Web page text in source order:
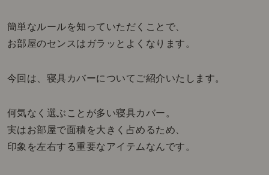
簡単なルールを知っていただくことで、
お部屋のセンスはガラッとよくなります。
今回は、寝具カバーについてご紹介いたします。
何気なく選ぶことが多い寝具カバー。
実はお部屋で面積を大きく占めるため、
印象を左右する重要なアイテムなんです。